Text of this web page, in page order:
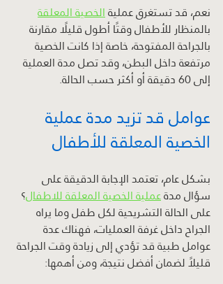
نعم، قد تستغرق عملية الخصية المعلقة
بالمنظار للأطفال وقتًا أطول قليلًا مقارنة
بالجراحة المفتوحة، خاصة إذا كانت الخصية
مرتفعة داخل البطن، وقد تصل مدة العملية
إلى 60 دقيقة أو أكثر حسب الحالة.
عوامل قد تزيد مدة عملية
الخصية المعلقة للأطفال
بشكل عام، تعتمد الإجابة الدقيقة على
سؤال مدة عملية الخصية المعلقة للاطفال؟
على الحالة التشريحية لكل طفل وما يراه
الجراح داخل غرفة العمليات، فهناك عدة
عوامل طبية قد تؤدي إلى زيادة وقت الجراحة
قليلاً لضمان أفضل نتيجة، ومن أهمها: